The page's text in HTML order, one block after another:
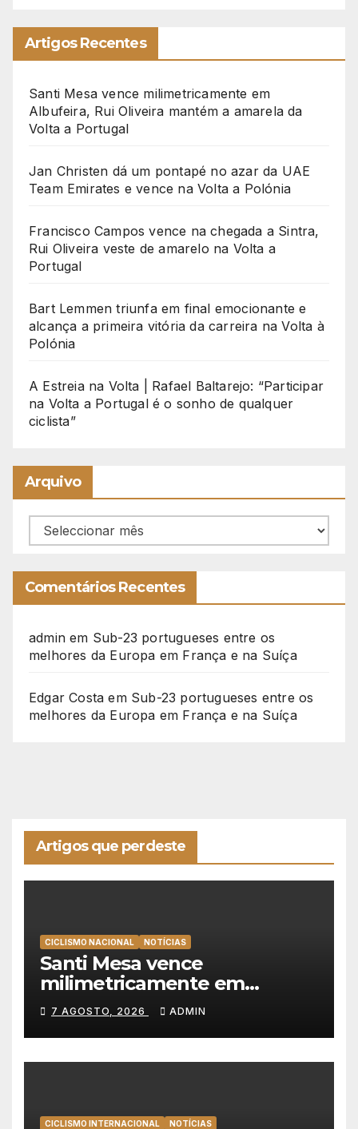
Artigos Recentes
Santi Mesa vence milimetricamente em
Albufeira, Rui Oliveira mantém a amarela da
Volta a Portugal
Jan Christen dá um pontapé no azar da UAE
Team Emirates e vence na Volta a Polónia
Francisco Campos vence na chegada a Sintra,
Rui Oliveira veste de amarelo na Volta a
Portugal
Bart Lemmen triunfa em final emocionante e
alcança a primeira vitória da carreira na Volta à
Polónia
A Estreia na Volta | Rafael Baltarejo: “Participar
na Volta a Portugal é o sonho de qualquer
ciclista”
Arquivo
Arquivo
Comentários Recentes
admin em Sub-23 portugueses entre os
melhores da Europa em França e na Suíça
Edgar Costa em Sub-23 portugueses entre os
melhores da Europa em França e na Suíça
Artigos que perdeste
CICLISMO NACIONAL NOTÍCIAS
Santi Mesa vence
milimetricamente em
Albufeira, Rui Oliveira
mantém a amarela da Volta a
Portugal
7 AGOSTO, 2026 ADMIN
CICLISMO INTERNACIONAL NOTÍCIAS